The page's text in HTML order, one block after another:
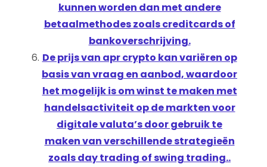
kunnen worden dan met andere
betaalmethodes zoals creditcards of
bankoverschrijving.
De prijs van apr crypto kan variëren op
basis van vraag en aanbod, waardoor
het mogelijk is om winst te maken met
handelsactiviteit op de markten voor
digitale valuta’s door gebruik te
maken van verschillende strategieën
zoals day trading of swing trading..